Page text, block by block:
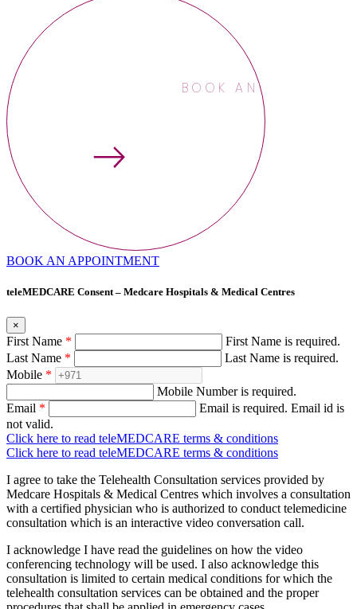
BOOK AN
BOOK AN APPOINTMENT
teleMEDCARE Consent – Medcare Hospitals & Medical Centres
×
First Name *
First Name is required.
Last Name *
Last Name is required.
Mobile *
Mobile Number is required.
Email * Email is required. Email id is
not valid.
Click here to read teleMEDCARE terms & conditions
Click here to read teleMEDCARE terms & conditions
I agree to take the Telehealth Consultation services provided by
Medcare Hospitals & Medical Centres which involves a consultation
with a certified physician who is authorized to conduct telemedicine
consultation which is an interactive video conversation call.
I acknowledge I have read the guidelines on how the video
conferencing technology will be used. I also acknowledge this
consultation is limited to certain medical conditions for which the
telehealth consultation services can be obtained and the proper